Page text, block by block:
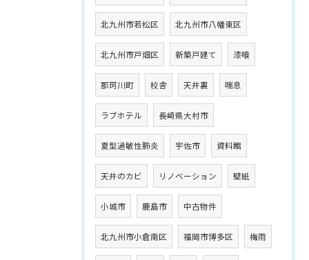
北九州市若松区 北九州市八幡東区
北九州市戸畑区 新築戸建て 漆喰
那珂川町 校舎 天井裏 喘息
ラブホテル 長崎県大村市
夏型過敏性肺炎 宇佐市 資料館
天井のカビ リノベーション 壁紙
小城市 鹿島市 中古物件
北九州市小倉南区 福岡市博多区 梅雨